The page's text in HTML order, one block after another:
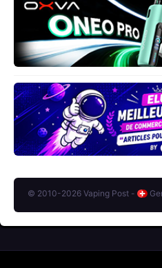
© 2010-2026 Vaping Post -